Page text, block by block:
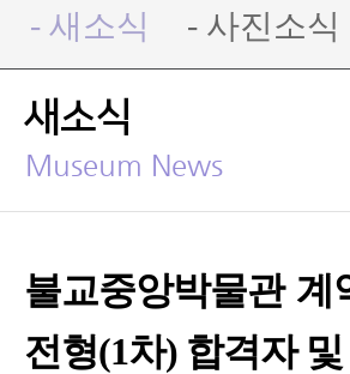
- 새소식 - 사진소식
새소식
Museum News
불교중앙박물관
전형(1차) 합격자